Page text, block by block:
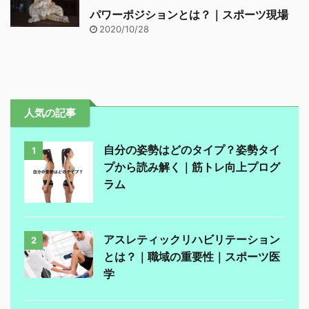
パワーポジションとは？｜スポーツ現場
2020/10/28
人気の記事
1
自分の姿勢はどのタイプ？姿勢タイ
プから読み解く｜筋トレ向上プログ
ラム
2
アスレティックリハビリテーション
とは？｜職域の重要性｜スポーツ医
学